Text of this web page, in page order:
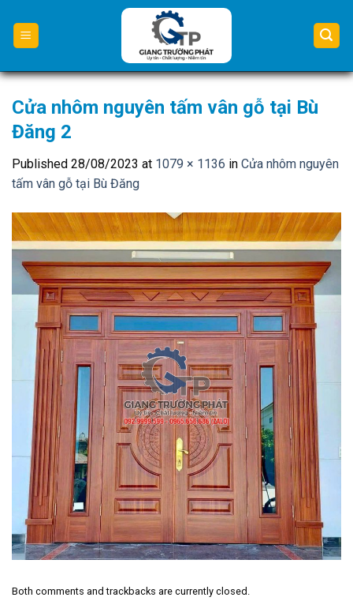
content
Cửa nhôm nguyên tấm vân gỗ tại Bù
Đăng 2
Published 28/08/2023 at 1079 × 1136 in Cửa nhôm nguyên
tấm vân gỗ tại Bù Đăng
Both comments and trackbacks are currently closed.